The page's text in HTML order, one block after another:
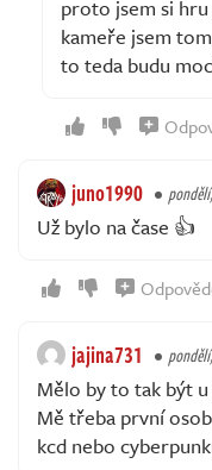
proto jsem si
kameře jsem
to teda budu
juno1990
Už bylo na čase 👍
jajina731
Mělo by to tak být
Mě třeba první
kcd nebo